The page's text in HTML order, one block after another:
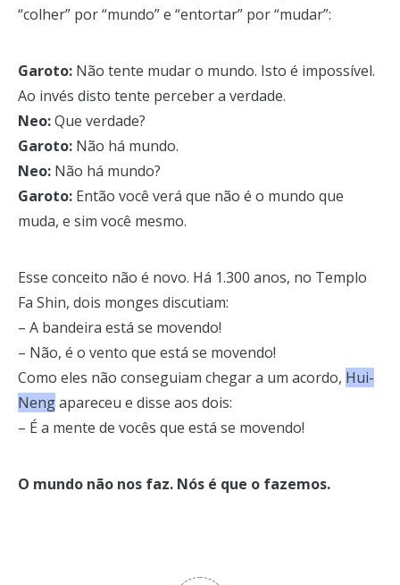
“colher” por “mundo” e “entortar” por “mudar”:
Garoto: Não tente mudar o mundo. Isto é impossível.
Ao invés disto tente perceber a verdade.
Neo:Que verdade?
Garoto: Não há mundo.
Neo: Não há mundo?
Garoto: Então você verá que não é o mundo que
muda, e sim você mesmo.
Esse conceito não é novo. Há 1.300 anos, no Templo
Fa Shin, dois monges discutiam:
– A bandeira está se movendo!
– Não, é o vento que está se movendo!
Como eles não conseguiam chegar a um acordo, Hui-
Nengapareceu e disse aos dois:
– É a mente de vocês que está se movendo!
O mundo não nos faz. Nós é que o fazemos.